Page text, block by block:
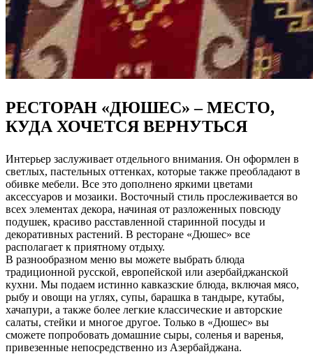
РЕСТОРАН «ДЮШЕС» – МЕСТО,
КУДА ХОЧЕТСЯ ВЕРНУТЬСЯ
Интерьер заслуживает отдельного внимания. Он оформлен в
светлых, пастельных оттенках, которые также преобладают в
обивке мебели. Все это дополнено яркими цветами
аксессуаров и мозаики. Восточный стиль прослеживается во
всех элементах декора, начиная от разложенных повсюду
подушек, красиво расставленной старинной посуды и
декоративных растений. В ресторане «Дюшес» все
располагает к приятному отдыху.
В разнообразном меню вы можете выбрать блюда
традиционной русской, европейской или азербайджанской
кухни. Мы подаем истинно кавказские блюда, включая мясо,
рыбу и овощи на углях, супы, барашка в тандыре, кутабы,
хачапури, а также более легкие классические и авторские
салаты, стейки и многое другое. Только в «Дюшес» вы
сможете попробовать домашние сыры, соленья и варенья,
привезенные непосредственно из Азербайджана.